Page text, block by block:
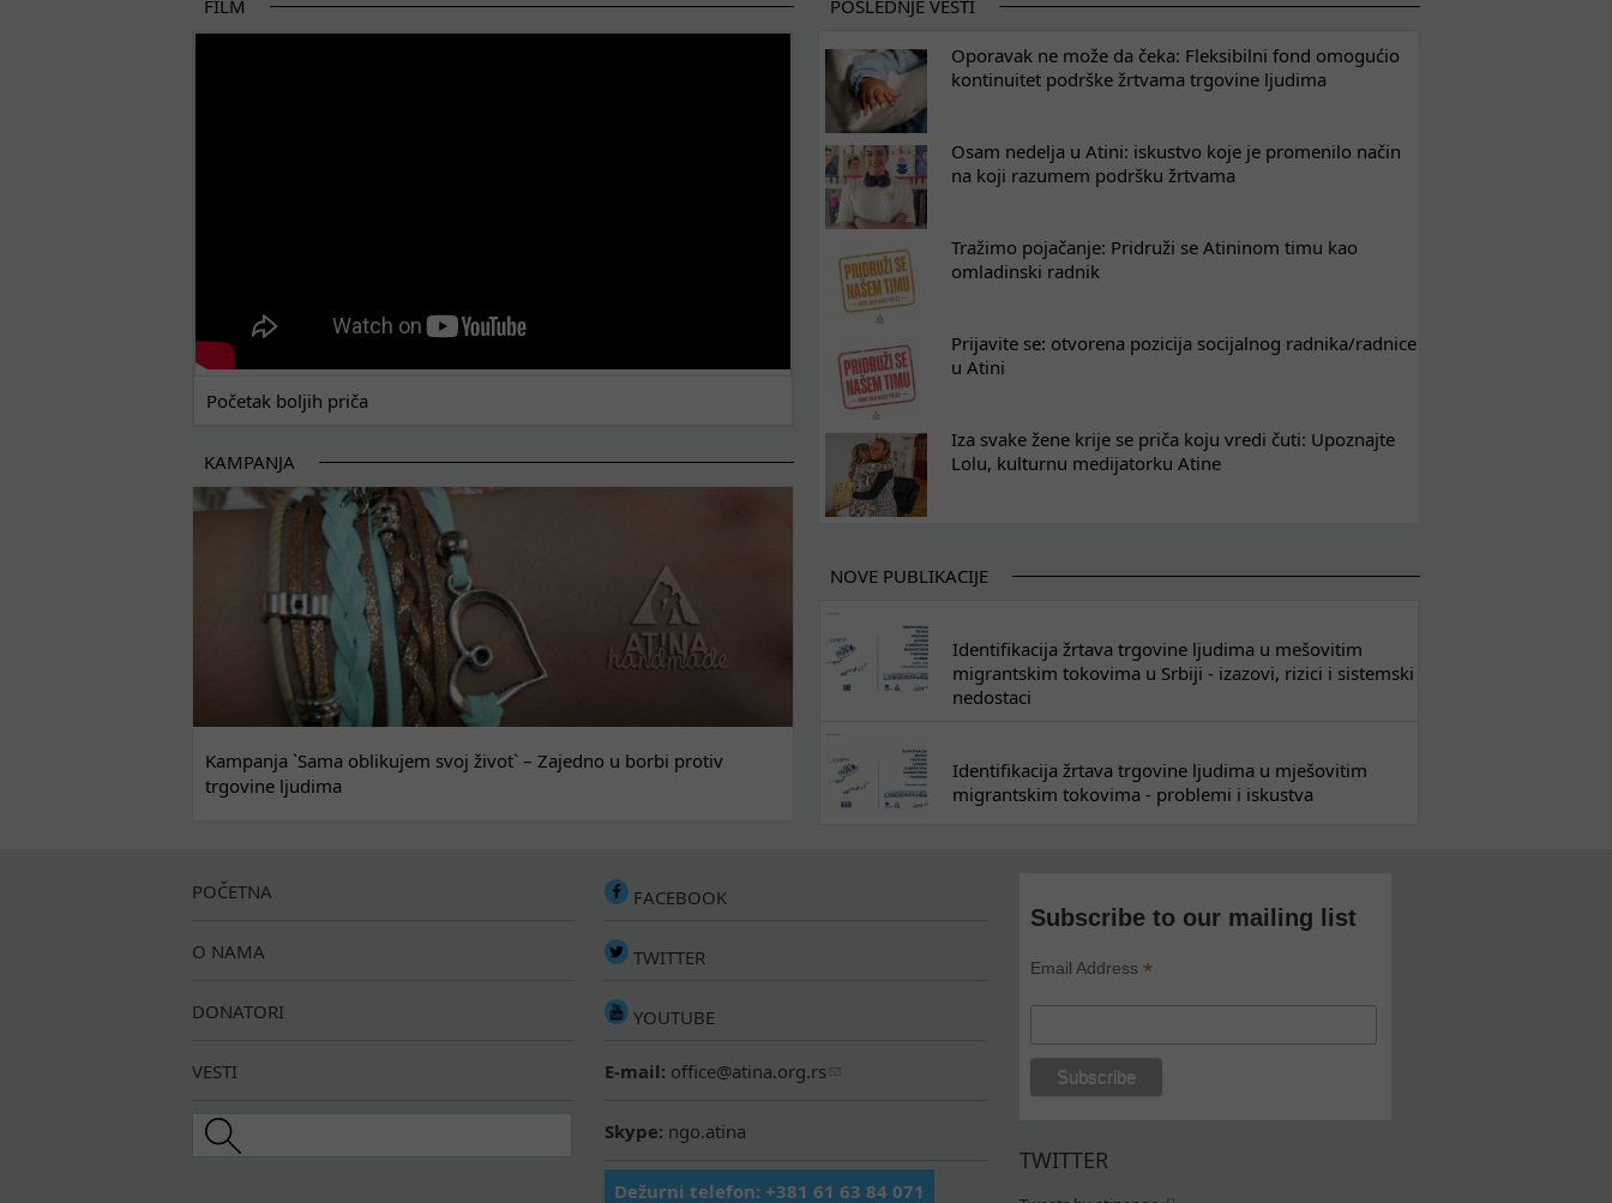
FILM
Početak boljih priča
KAMPANJA
Kampanja `Sama oblikujem svoj život` – Zajedno u borbi protiv
trgovine ljudima
POSLEDNJE VESTI
Oporavak ne može da čeka: Fleksibilni fond omogućio
kontinuitet podrške žrtvama trgovine ljudima
Osam nedelja u Atini: iskustvo koje je promenilo način
na koji razumem podršku žrtvama
Tražimo pojačanje: Pridruži se Atininom timu kao
omladinski radnik
Prijavite se: otvorena pozicija socijalnog radnika/radnice
u Atini
Iza svake žene krije se priča koju vredi čuti: Upoznajte
Lolu, kulturnu medijatorku Atine
NOVE PUBLIKACIJE
Identifikacija žrtava trgovine ljudima u mešovitim
migrantskim tokovima u Srbiji - izazovi, rizici i sistemski
nedostaci
Identifikacija žrtava trgovine ljudima u mješovitim
migrantskim tokovima - problemi i iskustva
POČETNA
O NAMA
DONATORI
VESTI
Search this site
FACEBOOK
TWITTER
YOUTUBE
E-mail: office@atina.org.rs
Skype: ngo.atina
Dežurni telefon: +381 61 63 84 071
Subscribe to our mailing list
Email Address*
TWITTER